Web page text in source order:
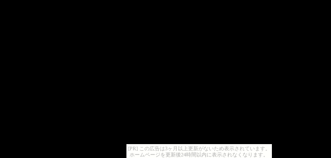
[PR] この広告は3ヶ月以上更新がないため表示されています。
ホームページを更新後24時間以内に表示されなくなります。